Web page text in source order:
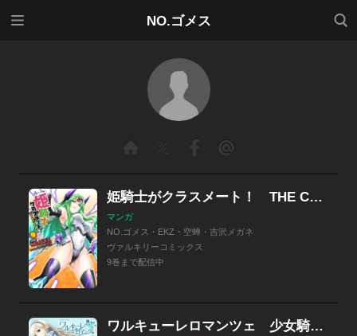
NO.ゴメス
検索
姫騎士がクラスメート！ THE COMIC
マンガ
NO.ゴメス・EKZ・空蝉・吉沢メガネ
ヴァルキリーコミックス
9巻まで配信中
ワルキューレロマンツェ 少女騎士物語